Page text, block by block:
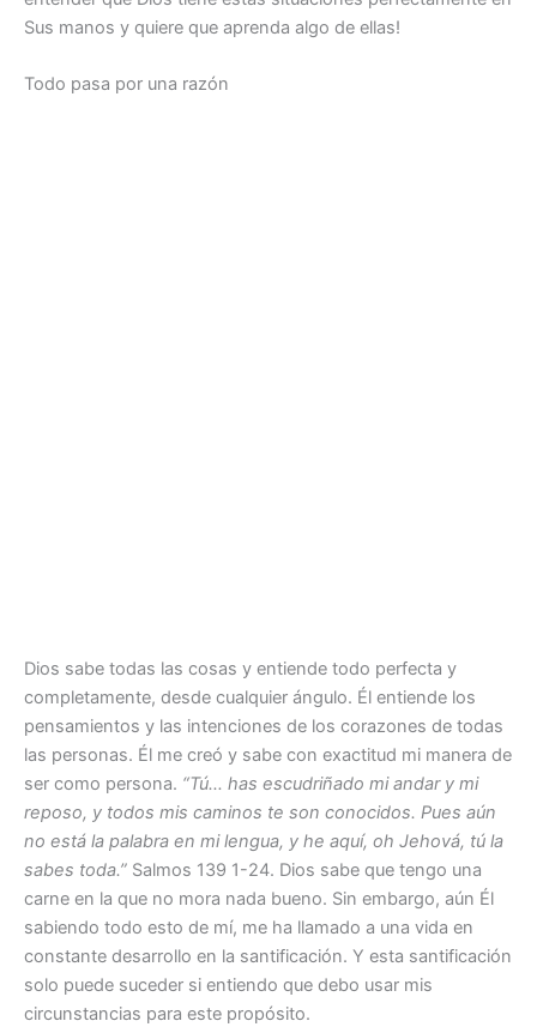
Sus manos y quiere que aprenda algo de ellas!
Todo pasa por una razón
Dios sabe todas las cosas y entiende todo perfecta y
completamente, desde cualquier ángulo. Él entiende los
pensamientos y las intenciones de los corazones de todas
las personas. Él me creó y sabe con exactitud mi manera de
ser como persona. “Tú… has escudriñado mi andar y mi
reposo, y todos mis caminos te son conocidos. Pues aún
no está la palabra en mi lengua, y he aquí, oh Jehová, tú la
sabes toda.” Salmos 139 1-24. Dios sabe que tengo una
carne en la que no mora nada bueno. Sin embargo, aún Él
sabiendo todo esto de mí, me ha llamado a una vida en
constante desarrollo en la santificación. Y esta santificación
solo puede suceder si entiendo que debo usar mis
circunstancias para este propósito.